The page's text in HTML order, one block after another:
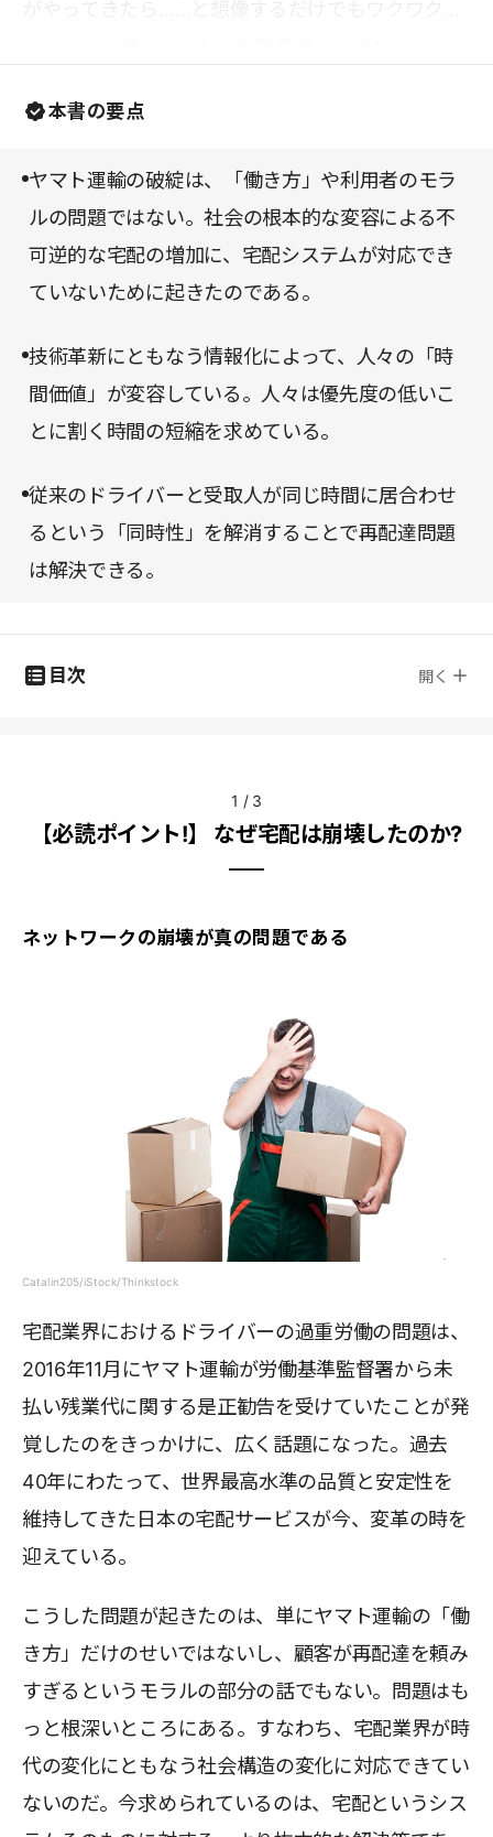
本書の要点
ヤマト運輸の破綻は、「働き方」や利用者のモラ
ルの問題ではない。社会の根本的な変容による不
可逆的な宅配の増加に、宅配システムが対応でき
ていないために起きたのである。
技術革新にともなう情報化によって、人々の「時
間価値」が変容している。人々は優先度の低いこ
とに割く時間の短縮を求めている。
従来のドライバーと受取人が同じ時間に居合わせ
るという「同時性」を解消することで再配達問題
は解決できる。
目次 開く
1 / 3
【必読ポイント!】 なぜ宅配は崩壊したのか?
ネットワークの崩壊が真の問題である
Catalin205/iStock/Thinkstock
宅配業界におけるドライバーの過重労働の問題は、
2016年11月にヤマト運輸が労働基準監督署から未
払い残業代に関する是正勧告を受けていたことが発
覚したのをきっかけに、広く話題になった。過去
40年にわたって、世界最高水準の品質と安定性を
維持してきた日本の宅配サービスが今、変革の時を
迎えている。
こうした問題が起きたのは、単にヤマト運輸の「働
き方」だけのせいではないし、顧客が再配達を頼み
すぎるというモラルの部分の話でもない。問題はも
っと根深いところにある。すなわち、宅配業界が時
代の変化にともなう社会構造の変化に対応できてい
ないのだ。今求められているのは、宅配というシス